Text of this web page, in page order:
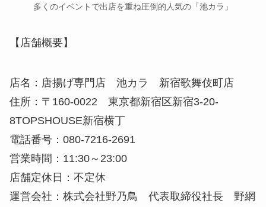
多くのイベントで出店を重ね圧倒的人気の「池カラ」
【店舗概要】
店名：唐揚げ専門店 池カラ 新宿歌舞伎町店
住所：〒160-0022 東京都新宿区新宿3-20-
8TOPSHOUSE新宿横丁
電話番号：080-7216-2691
営業時間：11:30～23:00
店舗定休日：不定休
運営会社：株式会社野乃鳥 代表取締役社長 野網